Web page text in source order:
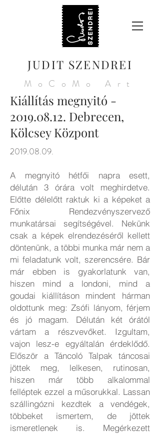
JUDIT SZENDREI
MoCoMo Art
Kiállítás megnyitó -
2019.08.12. Debrecen,
Kölcsey Központ
2019.08.09.
A megnyitó hétfői napra esett,
délután 3 órára volt meghirdetve.
Előtte délelőtt raktuk ki a képeket a
Főnix Rendezvényszervező
munkatársai segítségével. Nekünk
csak a képek elrendezéséről kellett
döntenünk, a többi munka már nem a
mi feladatunk volt, szerencsére. Bár
már ebben is gyakorlatunk van,
hiszen mind a londoni, mind a
goudai kiállításon mindent hárman
oldottunk meg: Zsófi lányom, férjem
és jó magam. Délután két órától
vártam a részvevőket. Izgultam,
vajon lesz-e egyáltalán érdeklődő.
Először a Táncoló Talpak táncosai
jöttek meg, lelkesen, rutinosan,
hiszen már több alkalommal
felléptek ezzel a műsorukkal. Lassan
szállingózni kezdtek a vendégek,
többeket ismertem, de jöttek
ismeretlenek is. Megérkezett